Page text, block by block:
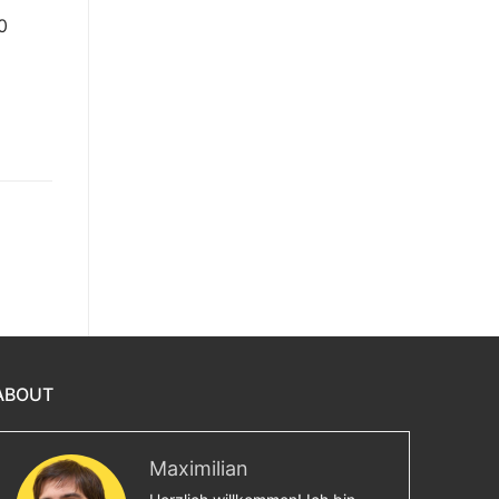
Maximilian